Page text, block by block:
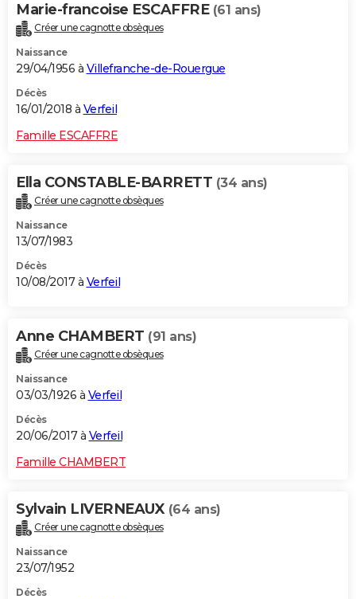
Marie-francoise ESCAFFRE (61 ans)
Créer une cagnotte obsèques
Naissance
29/04/1956 à Villefranche-de-Rouergue
Décès
16/01/2018 à Verfeil
Famille ESCAFFRE
Ella CONSTABLE-BARRETT (34 ans)
Créer une cagnotte obsèques
Naissance
13/07/1983
Décès
10/08/2017 à Verfeil
Anne CHAMBERT (91 ans)
Créer une cagnotte obsèques
Naissance
03/03/1926 à Verfeil
Décès
20/06/2017 à Verfeil
Famille CHAMBERT
Sylvain LIVERNEAUX (64 ans)
Créer une cagnotte obsèques
Naissance
23/07/1952
Décès